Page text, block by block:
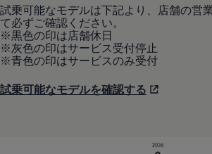
2022
2021
2020
2019
2018
2016
2015
試乗可能なモデルは下記より、店舗の営
て必ずご確認ください。
※黒色の印は店舗休日
※灰色の印はサービス受付停止
※青色の印はサービスのみ受付
試乗可能なモデルを確認する